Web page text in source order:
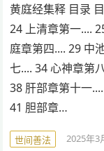
黄庭经集释 目录
24 上清章第一....
庭章第四.... 29 中
七.... 34 心神章第
38 肝部章第十一
41 胆部章…
世间善法 2025年3